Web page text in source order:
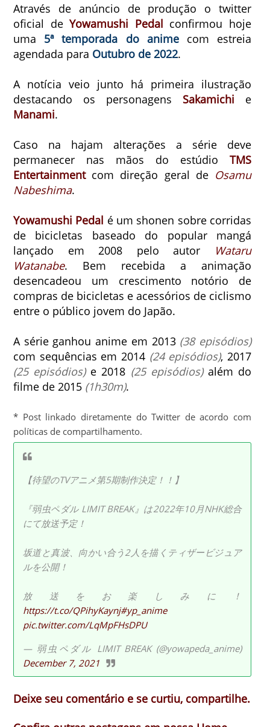
Através de anúncio de produção o twitter
oficial deYowamushi Pedal confirmou hoje
uma 5ª temporada do animecom estreia
agendada para Outubro de 2022.
A notícia veio junto há primeira ilustração
destacando os personagens Sakamichi e
Manami.
Caso na hajam alterações a série deve
permanecer nas mãos do estúdioTMS
Entertainmentcom direção geral de Osamu
Nabeshima.
Yowamushi Pedal é um shonen sobre corridas
de bicicletas baseado do popular mangá
lançado em 2008 pelo autor
Wataru
Watanabe. Bem recebida a animação
desencadeou um crescimento notório de
compras de bicicletas e acessórios de ciclismo
entre o público jovem do Japão.
A série ganhou anime em 2013 (38 episódios)
com sequências em 2014 (24 episódios), 2017
(25 episódios)e 2018 (25 episódios)além do
filme de 2015 (1h30m).
* Post linkado diretamente do Twitter de acordo com
políticas de compartilhamento.
【待望のTVアニメ第5期制作決定！！】
『弱虫ペダル LIMIT BREAK』は2022年10月NHK総合
にて放送予定！
坂道と真波、向かい合う2人を描くティザービジュア
ルを公開！
放送をお楽しみに！
https://t.co/QPihyKaynj#yp_anime
pic.twitter.com/LqMpFHsDPU
— 弱虫ペダル LIMIT BREAK (@yowapeda_anime)
December 7, 2021
Deixe seu comentário e se curtiu, compartilhe.